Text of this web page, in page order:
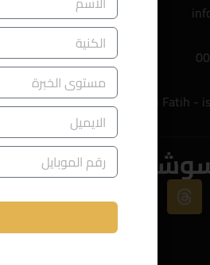
Oğuzhan Cd. NO: 30, 34093 Fatih -
ميديا